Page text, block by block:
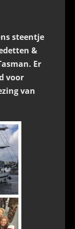
steentje
&
Er
voor
van